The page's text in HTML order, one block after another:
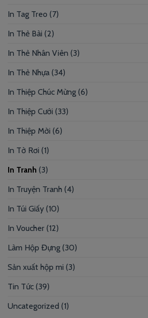
In Tag Treo (7)
In Thẻ Bài (2)
In Thẻ Nhân Viên (3)
In Thẻ Nhựa (34)
In Thiệp Chúc Mừng (6)
In Thiệp Cưới (33)
In Thiệp Mời (6)
In Tờ Rơi (1)
In Tranh (3)
In Truyện Tranh (4)
In Túi Giấy (10)
In Voucher (12)
Làm Hộp Đựng (30)
Sản xuất hộp mi (3)
Tin Tức (39)
Uncategorized (1)